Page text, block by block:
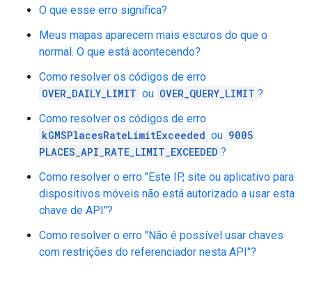
O que esse erro significa?
Meus mapas aparecem mais escuros do que o
normal. O que está acontecendo?
Como resolver os códigos de erro
OVER_DAILY_LIMIT ou OVER_QUERY_LIMIT ?
Como resolver os códigos de erro
kGMSPlacesRateLimitExceeded ou 9005
PLACES_API_RATE_LIMIT_EXCEEDED ?
Como resolver o erro "Este IP, site ou aplicativo para
dispositivos móveis não está autorizado a usar esta
chave de API"?
Como resolver o erro "Não é possível usar chaves
com restrições do referenciador nesta API"?